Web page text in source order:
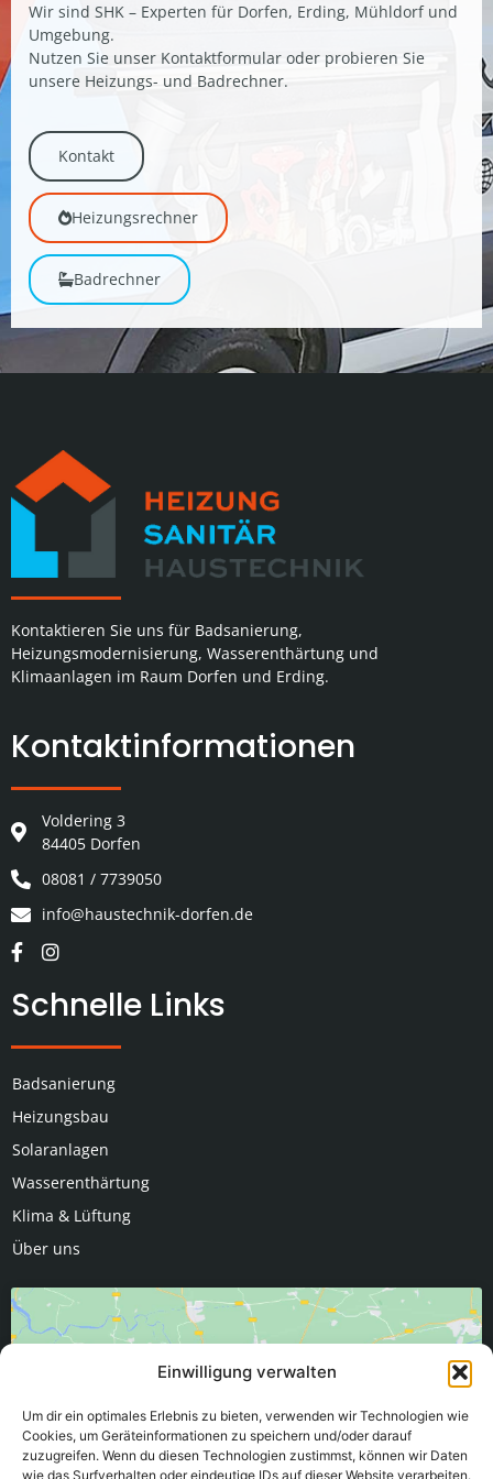
Einwilligung verwalten
Um dir ein optimales Erlebnis zu bieten, verwenden wir Technologien wie
Cookies, um Geräteinformationen zu speichern und/oder darauf
zuzugreifen. Wenn du diesen Technologien zustimmst, können wir Daten
wie das Surfverhalten oder eindeutige IDs auf dieser Website verarbeiten.
Wir sind SHK – Experten für Dorfen, Erding, Mühldorf und
Umgebung.
Nutzen Sie unser Kontaktformular oder probieren Sie
unsere Heizungs- und Badrechner.
Kontakt
Heizungsrechner
Badrechner
Kontaktieren Sie uns für Badsanierung,
Heizungsmodernisierung, Wasserenthärtung und
Klimaanlagen im Raum Dorfen und Erding.
Kontaktinformationen
Voldering 3
84405 Dorfen
08081 / 7739050
info@haustechnik-dorfen.de
Schnelle Links
Badsanierung
Heizungsbau
Solaranlagen
Wasserenthärtung
Klima & Lüftung
Über uns
Klicke hier, um Marketing-Cookies zu
akzeptieren und diesen Inhalt zu